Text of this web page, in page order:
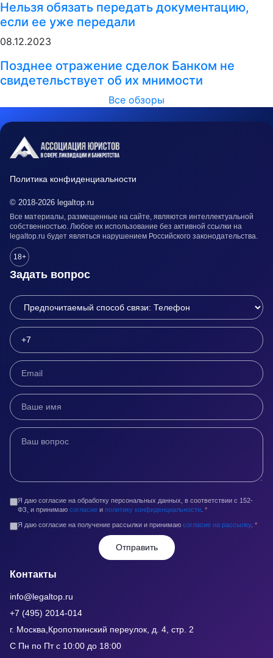
Нельзя обязать передать документацию,
если ее уже передали
08.12.2023
Позднее отражение сделок Банком не
свидетельствует об их мнимости
Все обзоры
Политика конфиденциальности
© 2018-2026 legaltop.ru
Все материалы, размещенные на сайте, являются интеллектуальной
собственностью. Любое их использование без активной ссылки на
legaltop.ru будет являться нарушением Российского законодательства.
18+
Задать вопрос
Я даю согласие на обработку персональных данных, в соответствии с 152-
ФЗ, и принимаю согласие и политику конфиденциальности *
Я даю согласие на получение рассылки и принимаю согласие на рассылку. *
Отправить
Контакты
info@legaltop.ru
+7 (495) 2014-014
г. Москва,Кропоткинский переулок, д. 4, стр. 2
С Пн по Пт с 10:00 до 18:00